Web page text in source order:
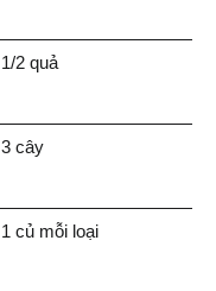
1/2 quả
3 cây
1 củ mỗi loại